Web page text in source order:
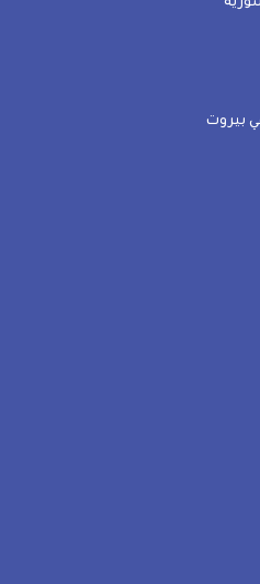
بيروت